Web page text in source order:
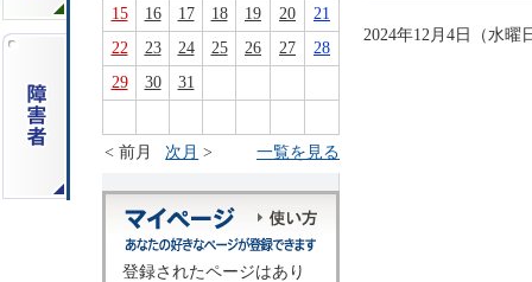
15
16 17 18 19 20
21
22
23 24 25 26 27
28
29
30 31
< 前月 次月 > 一覧を見る
登録されたページはあり
2024年12月4日（水曜